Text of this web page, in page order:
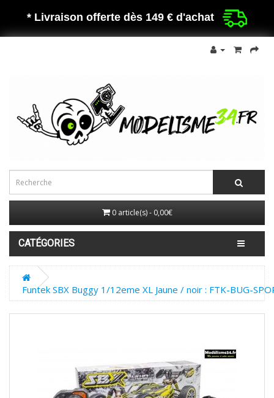
* Livraison offerte dès 149 € d'achat
0 article(s) - 0,00€
CATÉGORIES
Funtek SBX Buggy 1/12eme XL Jaune / noir : FTK-BUG-